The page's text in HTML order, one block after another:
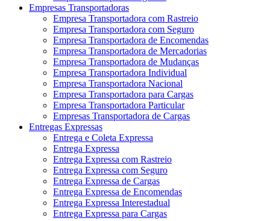
Empresas Transportadoras
Empresa Transportadora com Rastreio
Empresa Transportadora com Seguro
Empresa Transportadora de Encomendas
Empresa Transportadora de Mercadorias
Empresa Transportadora de Mudanças
Empresa Transportadora Individual
Empresa Transportadora Nacional
Empresa Transportadora para Cargas
Empresa Transportadora Particular
Empresas Transportadora de Cargas
Entregas Expressas
Entrega e Coleta Expressa
Entrega Expressa
Entrega Expressa com Rastreio
Entrega Expressa com Seguro
Entrega Expressa de Cargas
Entrega Expressa de Encomendas
Entrega Expressa Interestadual
Entrega Expressa para Cargas